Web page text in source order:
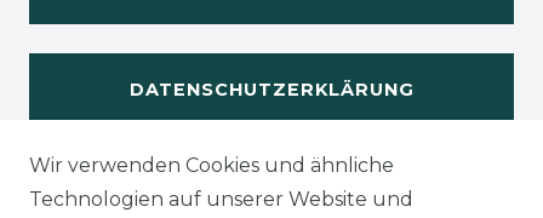
DATENSCHUTZERKLÄRUNG
WIDERUFSRECHT
Wir verwenden Cookies und ähnliche
Technologien auf unserer Website und